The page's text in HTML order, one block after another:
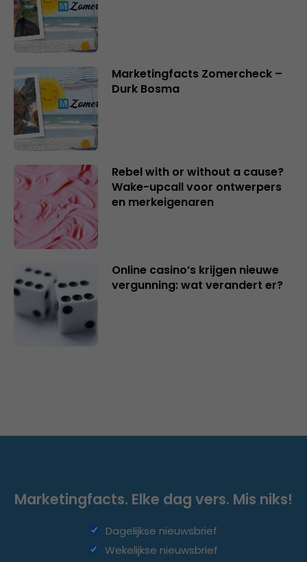
Marketingfacts Zomercheck –
Durk Bosma
Rebel with or without a cause?
Wake-upcall voor ontwerpers
en merkeigenaren
Online casino’s krijgen nieuwe
vergunning: wat verandert er?
Marketingfacts. Elke dag vers. Mis niks!
Dagelijkse nieuwsbrief
Wekelijkse nieuwsbrief